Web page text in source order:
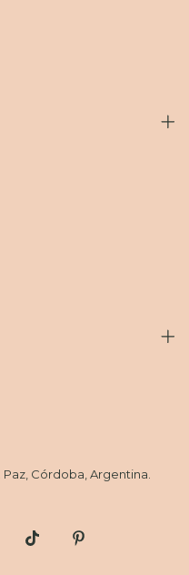
Paz, Córdoba, Argentina.